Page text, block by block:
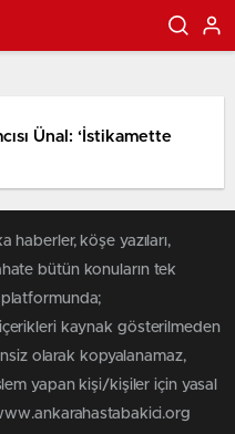
Ünal: ‘İstikamette
haberler, köşe yazıları,
bütün konuların tek
kaynak gösterilmeden
olarak kopyalanamaz,
yapan kişi/kişiler için yasal